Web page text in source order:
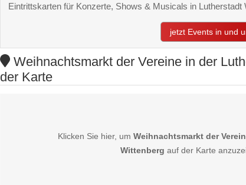
Eintrittskarten für Konzerte, Shows & Musicals in Lutherstadt
jetzt Events in und
Weihnachtsmarkt der Vereine in der
der Karte
Klicken Sie hier, um Weihnachtsmarkt der
Wittenberg auf der Karte